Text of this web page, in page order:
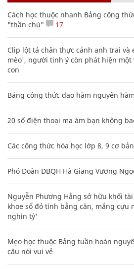
Cách học thuộc nhanh Bảng công
"thần chú"
17
Clip lột tả chân thực cảnh anh trai và
mèo', người tinh ý còn phát hiện một
con
Bảng công thức đạo hàm nguyên
20 số điện thoại ma ám bạn không
Các công thức hóa học lớp 8, 9 cơ
Phó Đoàn ĐBQH Hà Giang Vương
Nguyễn Phương Hằng sở hữu khối
khoe sổ đỏ tính bằng cân, mắng cựu
nghìn tỷ'
Mẹo học thuộc Bảng tuần hoàn
câu nói vui vẻ